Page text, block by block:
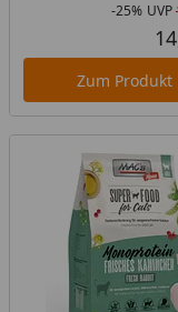
-25% UVP
Zum Produkt